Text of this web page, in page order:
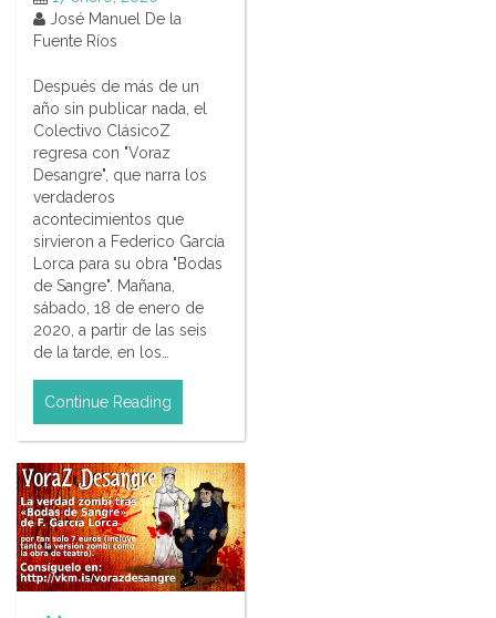
José Manuel De la
Fuente Ríos
Después de más de un
año sin publicar nada, el
Colectivo ClásicoZ
regresa con "Voraz
Desangre", que narra los
verdaderos
acontecimientos que
sirvieron a Federico García
Lorca para su obra "Bodas
de Sangre". Mañana,
sábado, 18 de enero de
2020, a partir de las seis
de la tarde, en los…
Continue Reading